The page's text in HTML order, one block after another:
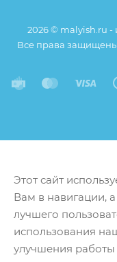
2026 © malyish.ru -
Все права
Этот сайт
Вам в навигации,
лучшего
использования
улучшения работы